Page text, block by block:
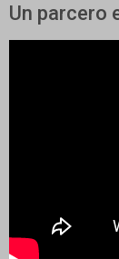
Un parcero